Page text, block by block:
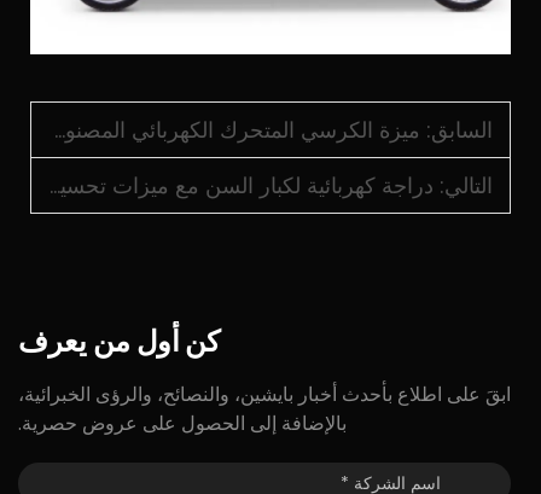
السابق: ميزة الكرسي المتحرك الكهربائي المصنوع من ألياف الكربون في الاستخدام طويل الأمد
التالي: دراجة كهربائية لكبار السن مع ميزات تحسين الراحة
كنأول من يعرف
ابقَ على اطلاع بأحدث أخبار بايشين، والنصائح، والرؤى الخبرائية،
بالإضافة إلى الحصول على عروض حصرية.